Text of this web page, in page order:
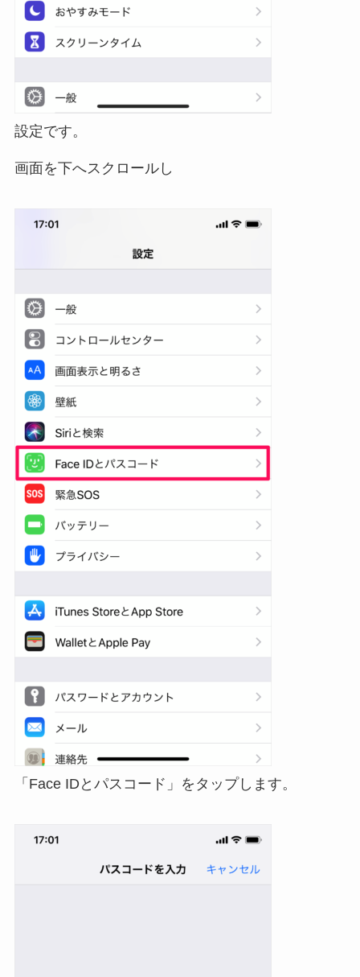
設定です。
画面を下へスクロールし
「Face IDとパスコード」をタップします。